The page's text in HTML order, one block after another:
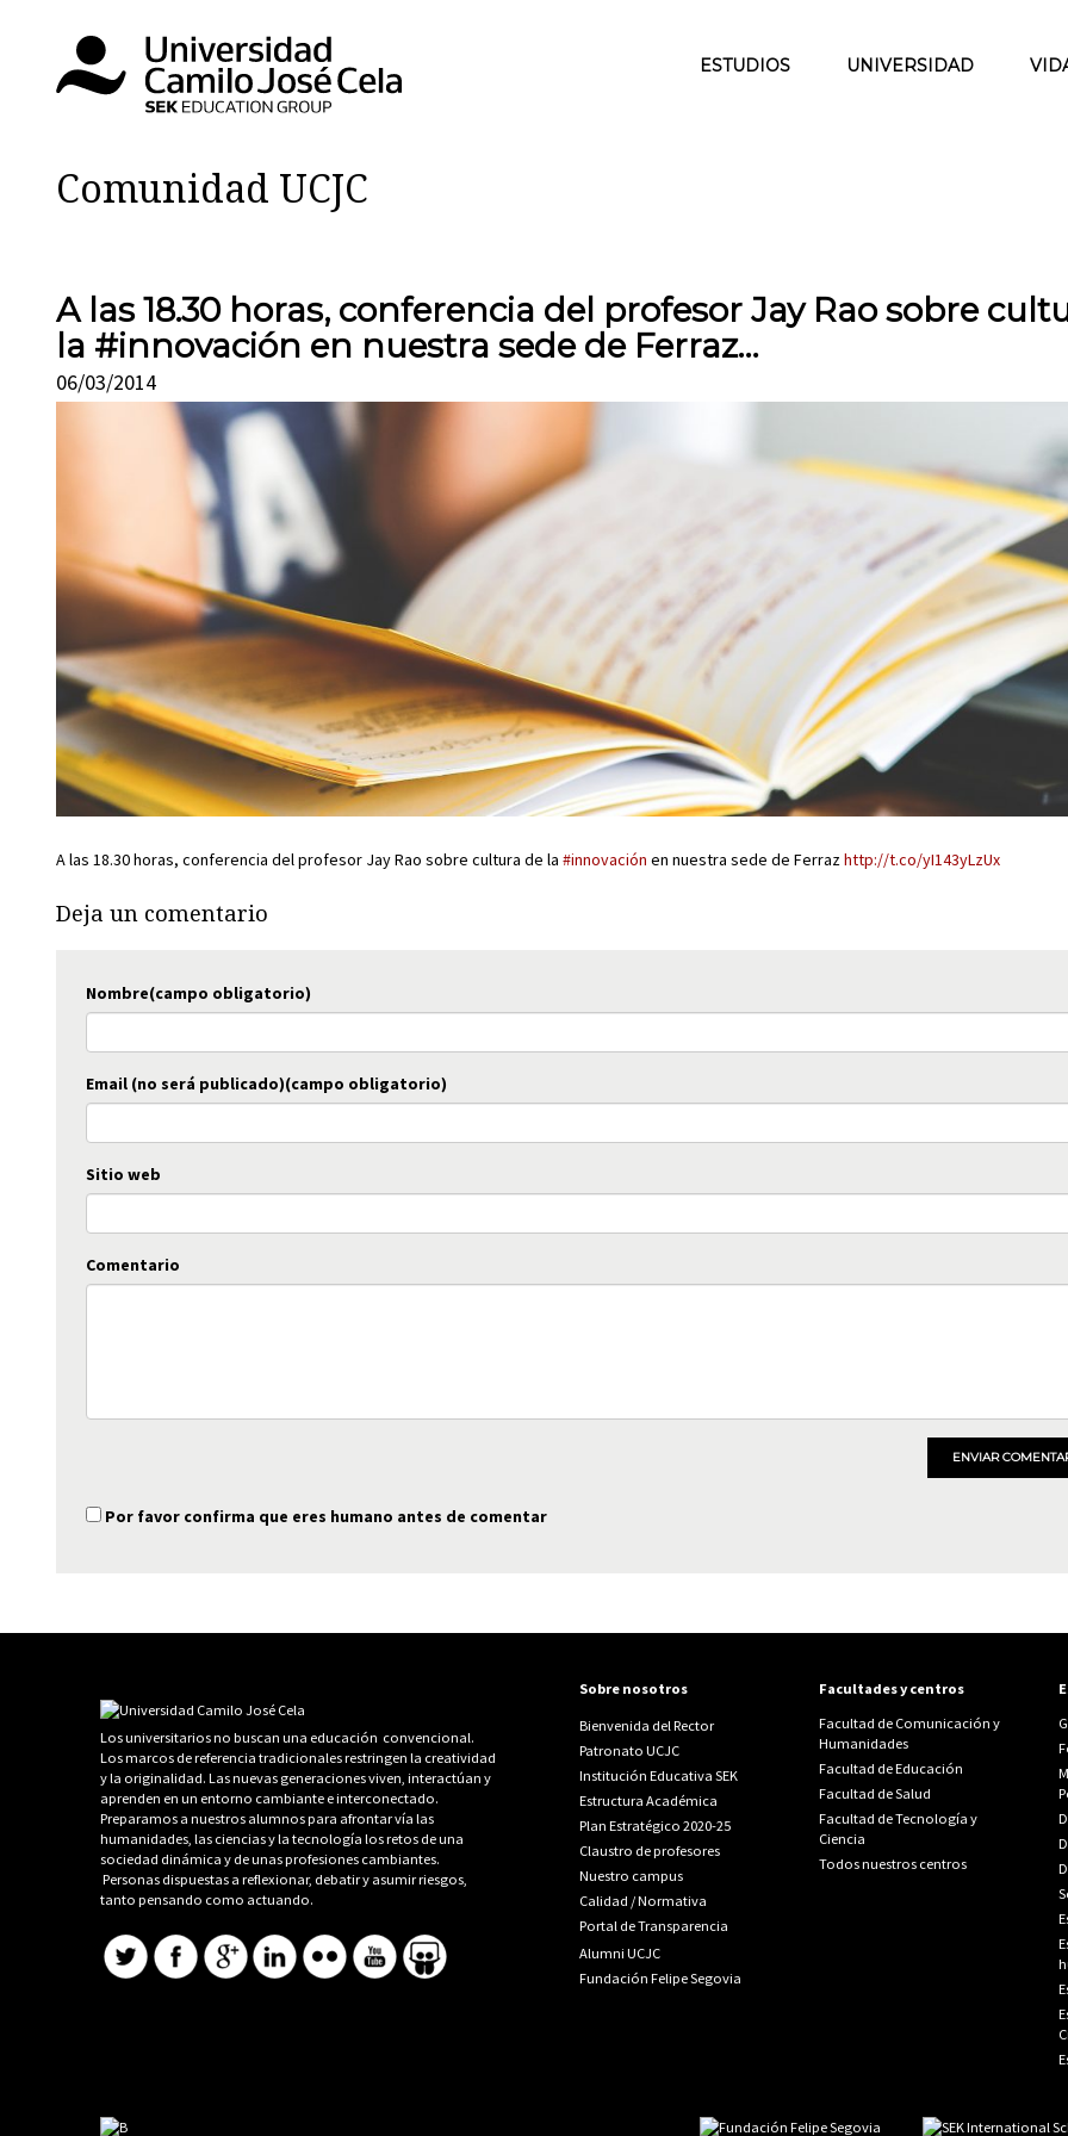
ESTUDIOS UNIVERSIDAD
Comunidad UCJC
A las 18.30 horas, conferencia del profesor Jay Rao sobre
la #innovación en nuestra sede de Ferraz…
06/03/2014
A las 18.30 horas, conferencia del profesor Jay Rao sobre cultura de la #innovación en nuestra sede de Ferrazhttp://t.co/yI143yLzUx
Deja un comentario
Nombre(campo obligatorio)
Email (no será publicado)(campo obligatorio)
Sitio web
Comentario
ENVIAR
Por favor confirma que eres humano antes de comentar
Los universitarios no buscan una educación convencional.
Los marcos de referencia tradicionales restringen la creatividad
y la originalidad. Las nuevas generaciones viven, interactúan y
aprenden en un entorno cambiante e interconectado.
Preparamos a nuestros alumnos para afrontar vía las
humanidades, las ciencias y la tecnología los retos de una
sociedad dinámica y de unas profesiones cambiantes.
Personas dispuestas a reflexionar, debatir y asumir riesgos,
tanto pensando como actuando.
Sobre nosotros
Bienvenida del Rector
Patronato UCJC
Institución Educativa SEK
Estructura Académica
Plan Estratégico 2020-25
Claustro de profesores
Nuestro campus
Calidad /Normativa
Portal de Transparencia
Alumni UCJC
Fundación Felipe Segovia
Facultades y centros
Facultad de Comunicación y
Humanidades
Facultad de Educación
Facultad de Salud
Facultad de Tecnología y
Ciencia
Todos nuestros centros